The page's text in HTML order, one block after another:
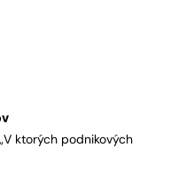
ktorých podnikových